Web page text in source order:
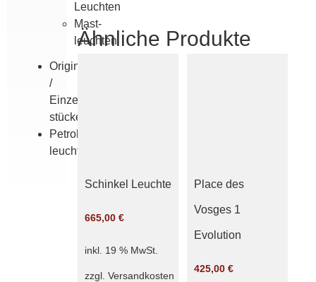
Leuchten
Mast­
leuchten
Originale
/
Einzel­
stücke
Petroleum­
leuchten
Ähnliche Produkte
Schinkel Leuchte
665,00 €
inkl. 19 % MwSt.
zzgl. Versandkosten
Place des
Vosges 1
Evolution
425,00 €